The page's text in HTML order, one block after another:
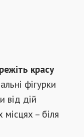
красу
фігурки
від дій
місцях – біля